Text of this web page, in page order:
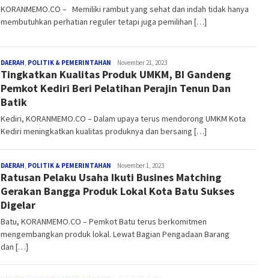
KORANMEMO.CO – Memiliki rambut yang sehat dan indah tidak hanya
membutuhkan perhatian reguler tetapi juga pemilihan […]
DAERAH, POLITIK & PEMERINTAHAN redaksi
November 21, 2023
Tingkatkan Kualitas Produk UMKM, BI Gandeng
Pemkot Kediri Beri Pelatihan Perajin Tenun Dan
Batik
Kediri, KORANMEMO.CO – Dalam upaya terus mendorong UMKM Kota
Kediri meningkatkan kualitas produknya dan bersaing […]
DAERAH POLITIK & PEMERINTAHAN redaksi
November 1, 2023
Ratusan Pelaku Usaha Ikuti Busines Matching
Gerakan Bangga Produk Lokal Kota Batu Sukses
Digelar
Batu, KORANMEMO.CO – Pemkot Batu terus berkomitmen
mengembangkan produk lokal. Lewat Bagian Pengadaan Barang
dan […]